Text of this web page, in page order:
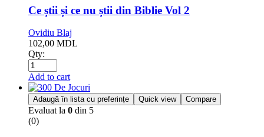
Ce știi și ce nu știi din Biblie Vol 2
Ovidiu Blaj
102,00 MDL
Qty:
Add to cart
Adaugă în lista cu preferințe Quick view Compare
Evaluat la 0 din 5
(0)